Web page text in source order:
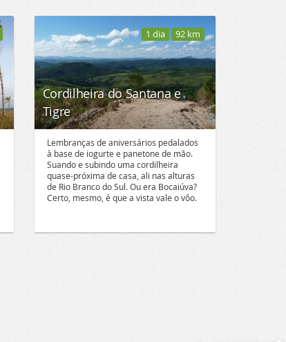
Cordilheira do Santana e
Tigre
1 dia 92 km
Lembranças de aniversários pedalados
à base de iogurte e panetone de mão.
Suando e subindo uma cordilheira
quase-próxima de casa, ali nas alturas
de Rio Branco do Sul. Ou era Bocaiúva?
Certo, mesmo, é que a vista vale o vôo.